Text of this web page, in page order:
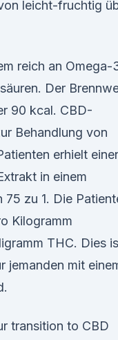
leicht-fruchtig
reich an Omega-
Der
90 kcal. CBD-
Behandlung von
erhielt
in einem
zu 1. Die
Kilogramm
THC. Dies
jemanden mit
transition to CBD